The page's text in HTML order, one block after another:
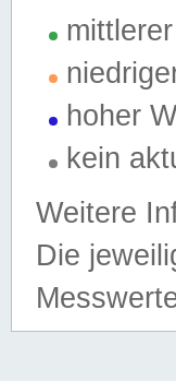
hoher
kein
Weitere
Die